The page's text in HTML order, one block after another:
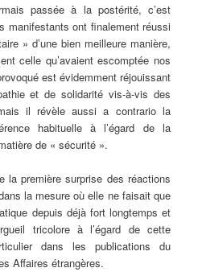
passée à la postérité, c’est
manifestants ont finalement réussi
» d’une bien meilleure manière,
celle qu’avaient escomptée nos
est évidemment réjouissant
et de solidarité vis-à-vis des
il révèle aussi a contrario la
habituelle à l’égard de la
de « sécurité ».
la première surprise des réactions
la mesure où elle ne faisait que
depuis déjà fort longtemps et
tricolore à l’égard de cette
dans les publications du
Affaires étrangères.